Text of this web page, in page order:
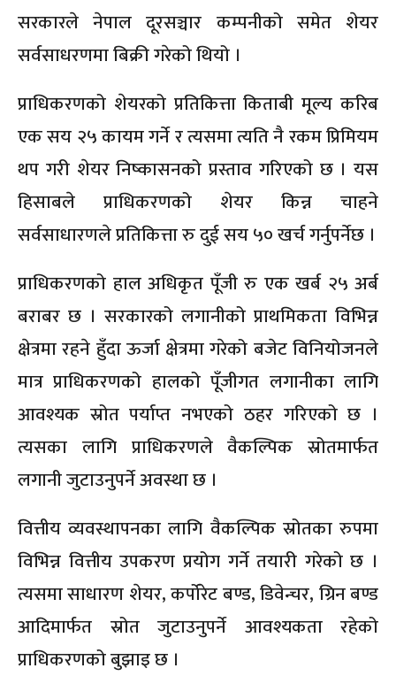
सरकारले नेपाल दूरसञ्चार कम्पनीको समेत शेयर
सर्वसाधरणमा बिक्री गरेको थियो ।
प्राधिकरणको शेयरको प्रतिकित्ता किताबी मूल्य करिब
एक सय २५ कायम गर्ने र त्यसमा त्यति नै रकम प्रिमियम
थप गरी शेयर निष्कासनको प्रस्ताव गरिएको छ । यस
हिसाबले प्राधिकरणको शेयर किन्न चाहने
सर्वसाधारणले प्रतिकित्ता रु दुई सय ५० खर्च गर्नुपर्नेछ ।
प्राधिकरणको हाल अधिकृत पूँजी रु एक खर्ब २५ अर्ब
बराबर छ । सरकारको लगानीको प्राथमिकता विभिन्न
क्षेत्रमा रहने हुँदा ऊर्जा क्षेत्रमा गरेको बजेट विनियोजनले
मात्र प्राधिकरणको हालको पूँजीगत लगानीका लागि
आवश्यक स्रोत पर्याप्त नभएको ठहर गरिएको छ ।
त्यसका लागि प्राधिकरणले वैकल्पिक स्रोतमार्फत
लगानी जुटाउनुपर्ने अवस्था छ ।
वित्तीय व्यवस्थापनका लागि वैकल्पिक स्रोतका रुपमा
विभिन्न वित्तीय उपकरण प्रयोग गर्ने तयारी गरेको छ ।
त्यसमा साधारण शेयर, कर्पोरेट बण्ड, डिवेन्चर, ग्रिन बण्ड
आदिमार्फत स्रोत जुटाउनुपर्ने आवश्यकता रहेको
प्राधिकरणको बुझाइ छ ।